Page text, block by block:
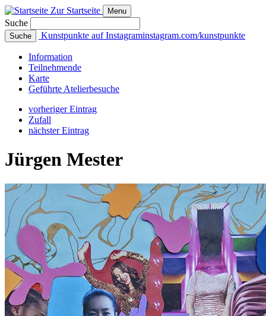
Zur Startseite Menu
Suche
Suche Kunstpunkte auf Instagraminstagram.com/kunstpunkte
Information
Teilnehmende
Karte
Geführte Atelierbesuche
vorheriger Eintrag
Zufall
nächster Eintrag
Jürgen Mester